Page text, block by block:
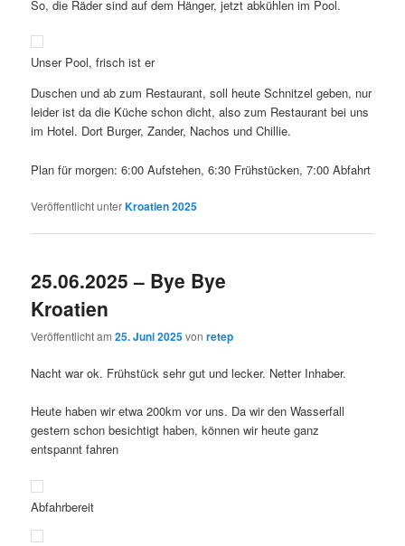
So, die Räder sind auf dem Hänger, jetzt abkühlen im Pool.
Unser Pool, frisch ist er
Duschen und ab zum Restaurant, soll heute Schnitzel geben, nur
leider ist da die Küche schon dicht, also zum Restaurant bei uns
im Hotel. Dort Burger, Zander, Nachos und Chillie.
Plan für morgen: 6:00 Aufstehen, 6:30 Frühstücken, 7:00 Abfahrt
Veröffentlicht unterKroatien 2025
25.06.2025 – Bye Bye
Kroatien
Veröffentlicht am25. Juni 2025vonretep
Nacht war ok. Frühstück sehr gut und lecker. Netter Inhaber.
Heute haben wir etwa 200km vor uns. Da wir den Wasserfall
gestern schon besichtigt haben, können wir heute ganz
entspannt fahren
Abfahrbereit